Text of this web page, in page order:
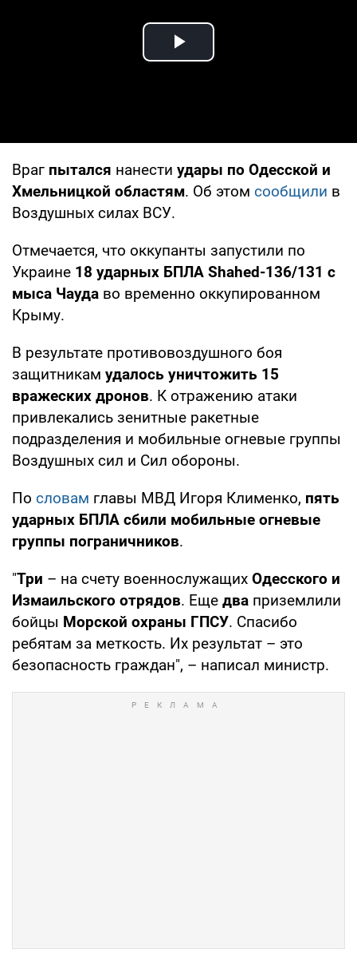
Play Video
Враг пытался нанести удары по Одесской и
Хмельницкой областям. Об этом сообщили в
Воздушных силах ВСУ.
Отмечается, что оккупанты запустили по
Украине 18 ударных БПЛА Shahed-136/131 с
мыса Чауда во временно оккупированном
Крыму.
В результате противовоздушного боя
защитникам удалось уничтожить 15
вражеских дронов. К отражению атаки
привлекались зенитные ракетные
подразделения и мобильные огневые группы
Воздушных сил и Сил обороны.
По словам главы МВД Игоря Клименко, пять
ударных БПЛА сбили мобильные огневые
группы пограничников.
"Три – на счету военнослужащих Одесского и
Измаильского отрядов. Еще два приземлили
бойцы Морской охраны ГПСУ. Спасибо
ребятам за меткость. Их результат – это
безопасность граждан", – написал министр.